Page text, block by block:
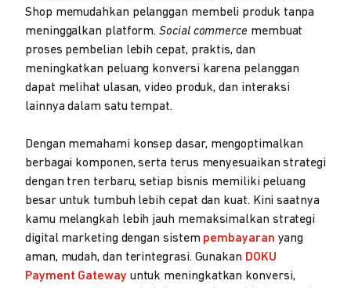
Shop memudahkan pelanggan membeli produk tanpa
meninggalkan platform.Social commerce membuat
proses pembelian lebih cepat, praktis, dan
meningkatkan peluang konversi karena pelanggan
dapat melihat ulasan, video produk, dan interaksi
lainnya dalam satu tempat.
Dengan memahami konsep dasar, mengoptimalkan
berbagai komponen, serta terus menyesuaikan strategi
dengan tren terbaru, setiap bisnis memiliki peluang
besar untuk tumbuh lebih cepat dan kuat. Kini saatnya
kamu melangkah lebih jauh memaksimalkan strategi
digital marketing dengan sistem pembayaran yang
aman, mudah, dan terintegrasi. Gunakan DOKU
Payment Gateway untuk meningkatkan konversi,